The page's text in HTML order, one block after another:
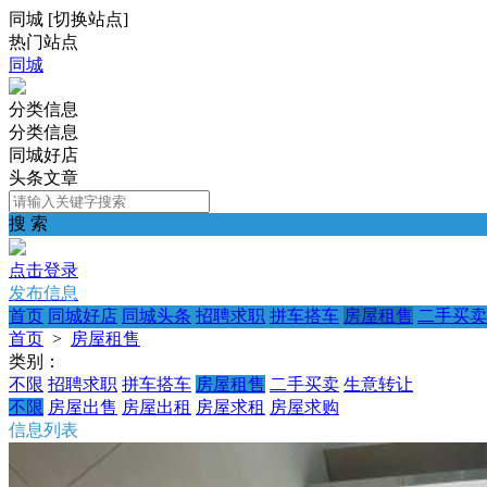
同城 [切换站点]
热门站点
同城
分类信息
分类信息
同城好店
头条文章
搜 索
点击登录
发布信息
首页 同城好店 同城头条 招聘求职 拼车搭车 房屋租售 二手买卖
首页 > 房屋租售
类别：
不限 招聘求职 拼车搭车 房屋租售 二手买卖 生意转让
不限 房屋出售 房屋出租 房屋求租 房屋求购
信息列表